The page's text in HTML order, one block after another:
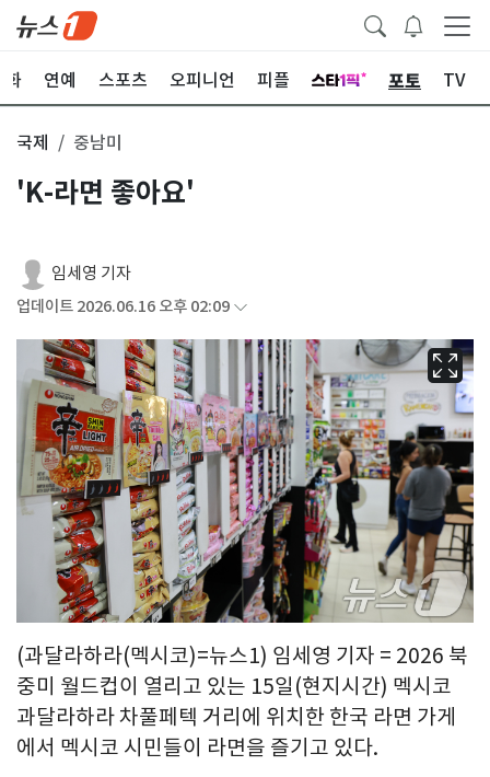
화 연예 스포츠 오피니언 피플 포토 TV
국제 중남미
'K-라면 좋아요'
임세영 기자
업데이트 2026.06.16 오후 02:09
(과달라하라(멕시코)=뉴스1) 임세영 기자 = 2026 북
중미 월드컵이 열리고 있는 15일(현지시간) 멕시코
과달라하라 차풀페텍 거리에 위치한 한국 라면 가게
에서 멕시코 시민들이 라면을 즐기고 있다.